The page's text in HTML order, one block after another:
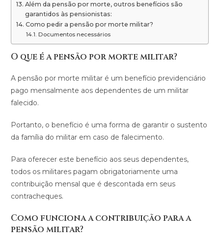
Além da pensão por morte, outros benefícios são
garantidos às pensionistas:
Como pedir a pensão por morte militar?
Documentos necessários
O que é a pensão por morte militar?
A pensão por morte militar é um benefício previdenciário
pago mensalmente aos dependentes de um militar
falecido.
Portanto, o benefício é uma forma de garantir o sustento
da família do militar em caso de falecimento.
Para oferecer este benefício aos seus dependentes,
todos os militares pagam obrigatoriamente uma
contribuição mensal que é descontada em seus
contracheques.
Como funciona a contribuição para a
pensão militar?